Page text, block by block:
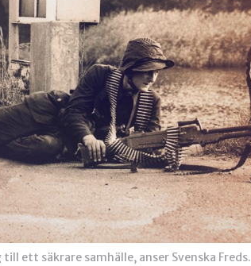
ett säkrare samhälle, anser Svenska Freds.